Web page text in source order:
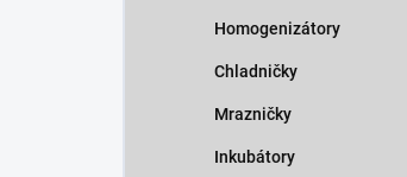
Homogenizátory
Chladničky
Mrazničky
Inkubátory